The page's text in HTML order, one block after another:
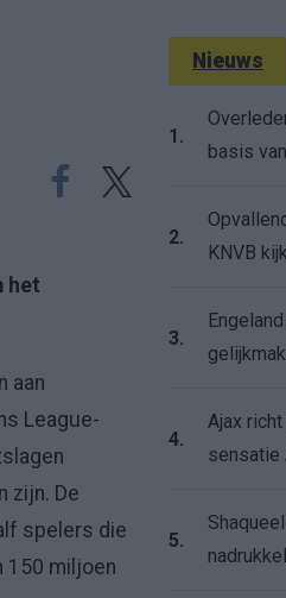
het
aan
League-
zijn. De
spelers die
150 miljoen
Nieuws
1.
basis
2.
KNVB
3.
4.
Ajax
sensatie
5.